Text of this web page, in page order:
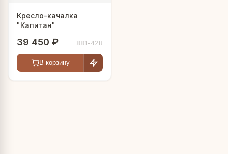
Кресло-качалка
"Капитан"
39 450 ₽ 881-42R
В корзину